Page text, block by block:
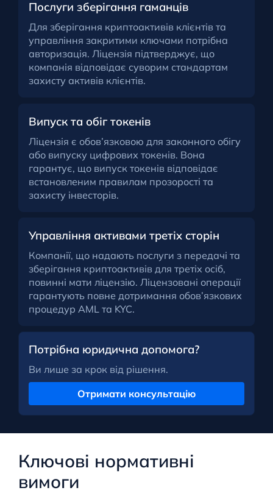
Послуги зберігання гаманців
Для зберігання криптоактивів клієнтів та
управління закритими ключами потрібна
авторизація. Ліцензія підтверджує, що
компанія відповідає суворим стандартам
захисту активів клієнтів.
Випуск та обіг токенів
Ліцензія є обов’язковою для законного обігу
або випуску цифрових токенів. Вона
гарантує, що випуск токенів відповідає
встановленим правилам прозорості та
захисту інвесторів.
Управління активами третіх сторін
Компанії, що надають послуги з передачі та
зберігання криптоактивів для третіх осіб,
повинні мати ліцензію. Ліцензовані операції
гарантують повне дотримання обов’язкових
процедур AML та KYC.
Потрібна юридична допомога?
Ви лише за крок від рішення.
Отримати консультацію
Ключові нормативні
вимоги